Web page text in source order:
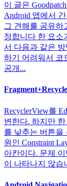
이 글은
Android 앱에서
그 견해를 공유하
정합니다 한 요소
서 다음과 같은
하기 어려워서 코
공개...
RecyclerView를
변한다. 하지만
를 낮추는 버튼을
원인 Constraint
아칸이다. 문제
이 나타나지 않습